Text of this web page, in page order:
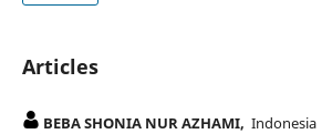
Articles
BEBA SHONIA NUR AZHAMI, Indonesia